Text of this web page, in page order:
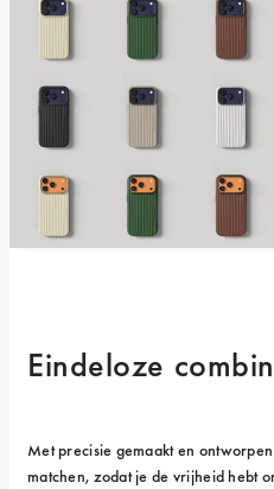
Eindeloze
Met precisie gemaakt en
matchen, zodat je de vrijheid hebt